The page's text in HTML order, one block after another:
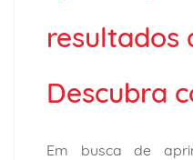
resultados
Descubra
Em busca de